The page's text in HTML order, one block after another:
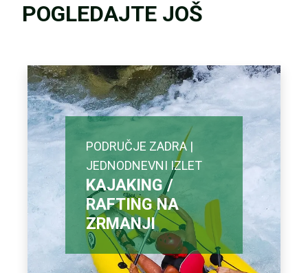
POGLEDAJTE JOŠ
PODRUČJE ZADRA |
JEDNODNEVNI IZLET
KAJAKING /
RAFTING NA
ZRMANJI